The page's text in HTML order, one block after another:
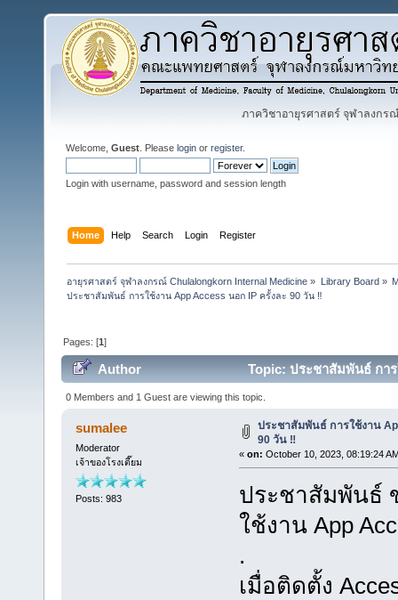
ภาควิชาอายุรศาสตร์ จุฬาลงกรณ์
Welcome, Guest . Please login or register.
Login with username, password and session length
Home Help Search Login Register
อายุรศาสตร์ จุฬาลงกรณ์ Chulalongkorn Internal Medicine » Library Board»
ประชาสัมพันธ์ การใช้งาน App Access นอก IP ครั้งละ 90 วัน ‼️
Pages: [1]
Author Topic: ประชาสัมพันธ์ กา
0 Members and 1 Guest are viewing this topic.
sumalee
Moderator
เจ้าของโรงเตี๊ยม
Posts: 983
ประชาสัมพันธ์ การใช้งาน
90 วัน ‼️
« on: October 10, 2023, 08:19:24
ประชาสัมพันธ์
ใช้งาน App
.
เมื่อติดตั้ง